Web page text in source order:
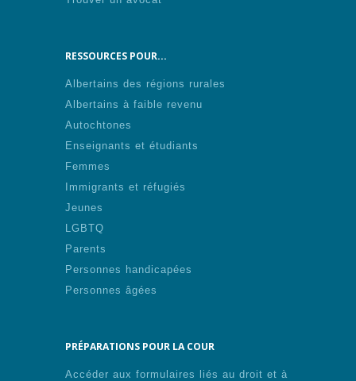
RESSOURCES POUR...
Albertains des régions rurales
Albertains à faible revenu
Autochtones
Enseignants et étudiants
Femmes
Immigrants et réfugiés
Jeunes
LGBTQ
Parents
Personnes handicapées
Personnes âgées
PRÉPARATIONS POUR LA COUR
Accéder aux formulaires liés au droit et à